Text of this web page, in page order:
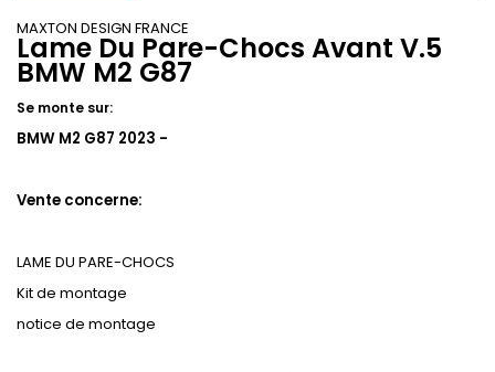
MAXTON DESIGN FRANCE
Lame Du Pare-Chocs Avant V.5
BMW M2 G87
Se monte sur:
BMW M2 G87 2023 -
Vente concerne:
LAME DU PARE-CHOCS
Kit de montage
notice de montage